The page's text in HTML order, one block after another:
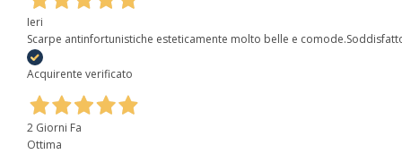
Ieri
Scarpe antinfortunistiche esteticamente molto belle e
Acquirente verificato
2 Giorni Fa
Ottima